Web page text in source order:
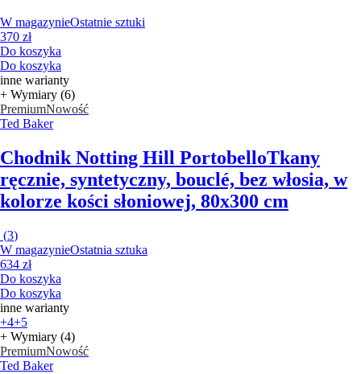
W magazynieOstatnie sztuki
370 zł
Do koszyka
Do koszyka
inne warianty
+ Wymiary (6)
PremiumNowość
Ted Baker
Chodnik Notting Hill PortobelloTkany
ręcznie, syntetyczny, bouclé, bez włosia, w
kolorze kości słoniowej, 80x300 cm
(3)
W magazynieOstatnia sztuka
634 zł
Do koszyka
Do koszyka
inne warianty
+4+5
+ Wymiary (4)
PremiumNowość
Ted Baker